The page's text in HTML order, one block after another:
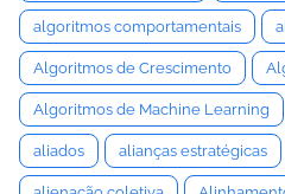
algoritmos comportamentais
Algoritmos de Crescimento
Algoritmos de Machine Learning
aliados alianças estratégicas